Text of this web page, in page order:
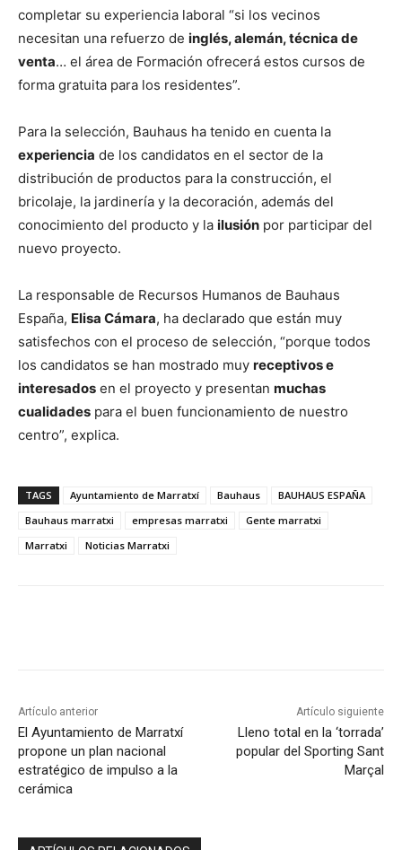
completar su experiencia laboral “si los vecinos
necesitan una refuerzo de inglés, alemán, técnica de
venta… el área de Formación ofrecerá estos cursos de
forma gratuita para los residentes”.
Para la selección, Bauhaus ha tenido en cuenta la
experiencia de los candidatos en el sector de la
distribución de productos para la construcción, el
bricolaje, la jardinería y la decoración, además del
conocimiento del producto y la ilusión por participar del
nuevo proyecto.
La responsable de Recursos Humanos de Bauhaus
España, Elisa Cámara, ha declarado que están muy
satisfechos con el proceso de selección, “porque todos
los candidatos se han mostrado muy receptivos e
interesados en el proyecto y presentan muchas
cualidades para el buen funcionamiento de nuestro
centro”, explica.
TAGS Ayuntamiento de Marratxí Bauhaus
BAUHAUS ESPAÑA
Bauhaus marratxi
empresas marratxi
Gente marratxi
Marratxi
Noticias Marratxi
Artículo anterior
El Ayuntamiento de Marratxí
propone un plan nacional
estratégico de impulso a la
cerámica
Artículo siguiente
Lleno total en la ‘torrada’
popular del Sporting Sant
Marçal